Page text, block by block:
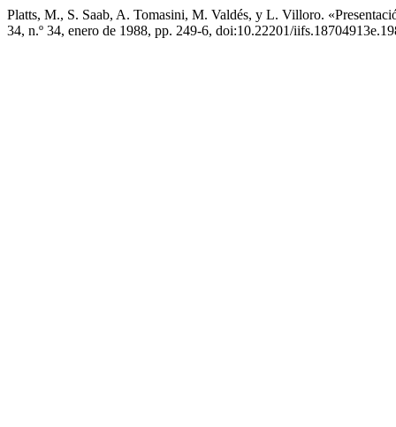
Platts, M., S. Saab, A. Tomasini, M. Valdés, y L. Villoro.
34, n.º 34, enero de 1988, pp. 249-6, doi:10.22201/